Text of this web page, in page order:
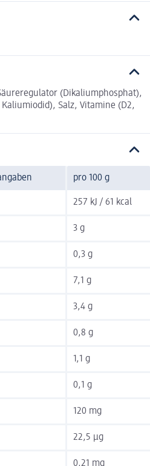
(Dikaliumphosphat),
Salz, Vitamine (D2,
pro 100 g
257 kJ / 61 kcal
3 g
0,3 g
7,1 g
3,4 g
0,8 g
1,1 g
0,1 g
120 mg
22,5 µg
0,21 mg